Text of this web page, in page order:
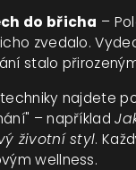
do břicha –
zvedalo.
stalo
najdete
– například
životní styl.
wellness.